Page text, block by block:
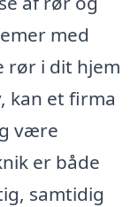
med
rør i dit hjem
kan et firma
være
er både
samtidig